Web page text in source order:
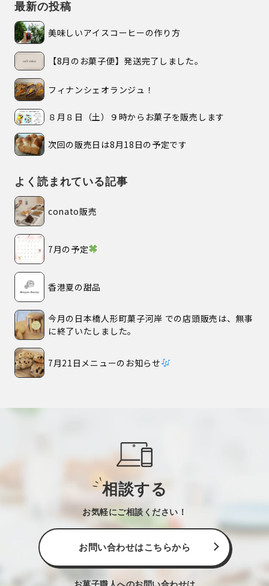
最新の投稿
美味しいアイスコーヒーの作り方
【8月のお菓子便】発送完了しました。
フィナンシェオランジュ！
８月８日（土）９時からお菓子を販売します
次回の販売日は8月18日の予定です
よく読まれている記事
conato販売
7月の予定
香港夏の甜品
今月の日本橋人形町菓子河岸 での店頭販売は、無事
に終了いたしました。
7月21日メニューのお知らせ
相談する
お気軽にご相談ください！
お問い合わせはこちらから